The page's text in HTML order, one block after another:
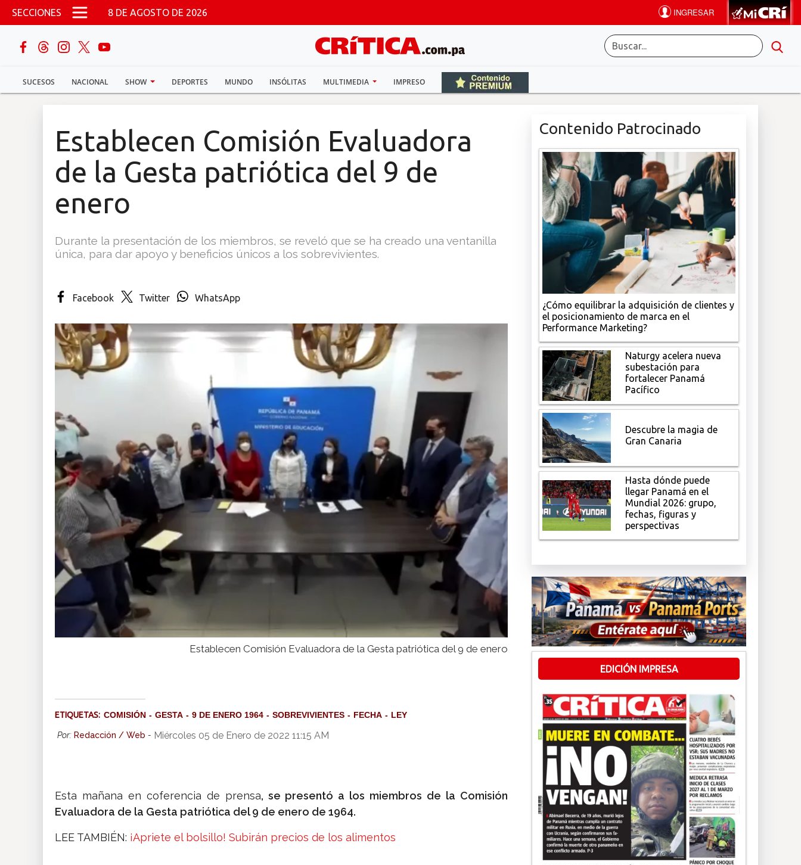
Pasar al contenido principal
SECCIONES 8 DE AGOSTO DE 2026
SUCESOS NACIONAL SHOW DEPORTES MUNDO INSÓLITAS MULTIMEDIA IMPRESO
buscar
Sucesos
Multimedia
Establecen Comisión Evaluadora
de la Gesta patriótica del 9 de
enero
Durante la presentación de los miembros, se reveló que se ha creado una ventanilla
única, para dar apoyo y beneficios únicos a los sobrevivientes.
Facebook Twitter WhatsApp
Establecen Comisión Evaluadora de la Gesta patriótica del 9 de enero
ETIQUETAS: COMISIÓN GESTA 9 DE ENERO 1964 SOBREVIVIENTES FECHA LEY
Por: Redacción / Web - Miércoles 05 de Enero de 2022 11:15 AM
Esta mañana en coferencia de prensa, se presentó a los miembros de la Comisión
Evaluadora de la Gesta patriótica del 9 de enero de 1964.
LEE TAMBIÉN: ¡Apriete el bolsillo! Subirán precios de los alimentos
Contenido Patrocinado
¿Cómo equilibrar la adquisición de clientes y
el posicionamiento de marca en el
Performance Marketing?
Naturgy acelera nueva
subestación para
fortalecer Panamá
Pacífico
Descubre la magia de
Gran Canaria
Hasta dónde puede
llegar Panamá en el
Mundial 2026: grupo,
fechas, figuras y
perspectivas
EDICIÓN IMPRESA